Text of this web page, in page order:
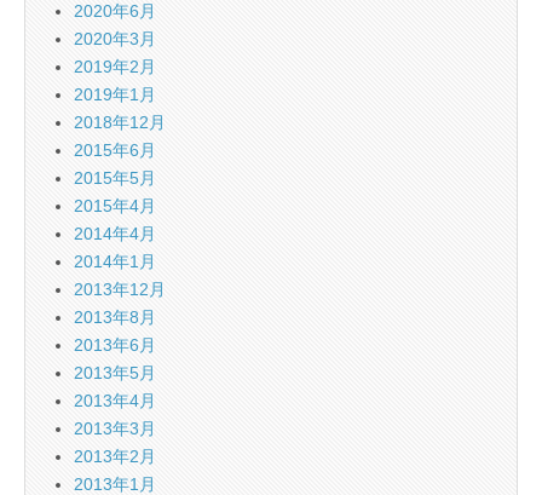
2020年6月
2020年3月
2019年2月
2019年1月
2018年12月
2015年6月
2015年5月
2015年4月
2014年4月
2014年1月
2013年12月
2013年8月
2013年6月
2013年5月
2013年4月
2013年3月
2013年2月
2013年1月